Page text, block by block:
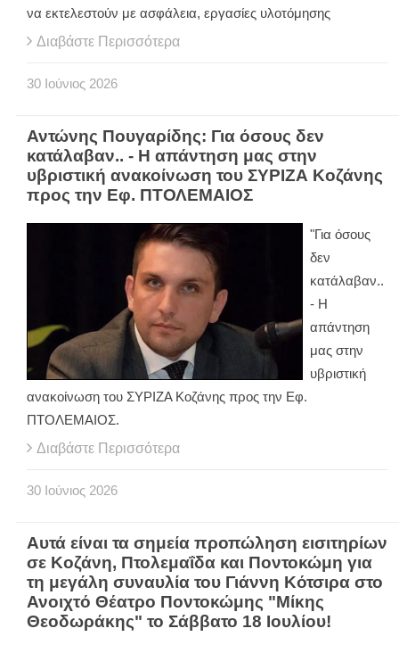
να εκτελεστούν με ασφάλεια, εργασίες υλοτόμησης
Διαβάστε Περισσότερα
30 Ιούνιος 2026
Αντώνης Πουγαρίδης: Για όσους δεν
κατάλαβαν.. - Η απάντηση μας στην
υβριστική ανακοίνωση του ΣΥΡΙΖΑ Κοζάνης
προς την Εφ. ΠΤΟΛΕΜΑΙΟΣ
"Για όσους
δεν
κατάλαβαν..
- Η
απάντηση
μας στην
υβριστική
ανακοίνωση του ΣΥΡΙΖΑ Κοζάνης προς την Εφ.
ΠΤΟΛΕΜΑΙΟΣ.
Διαβάστε Περισσότερα
30 Ιούνιος 2026
Αυτά είναι τα σημεία προπώληση εισιτηρίων
σε Κοζάνη, Πτολεμαΐδα και Ποντοκώμη για
τη μεγάλη συναυλία του Γιάννη Κότσιρα στο
Ανοιχτό Θέατρο Ποντοκώμης "Μίκης
Θεοδωράκης" το Σάββατο 18 Ιουλίου!